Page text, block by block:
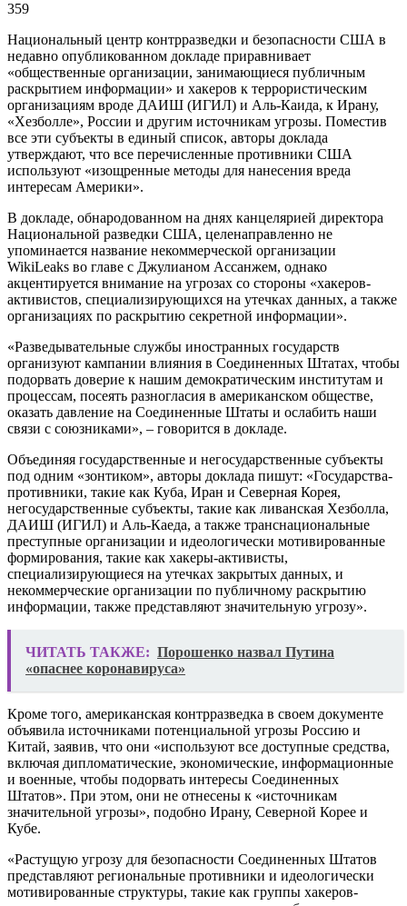
359
Национальный центр контрразведки и безопасности США в
недавно опубликованном докладе приравнивает
«общественные организации, занимающиеся публичным
раскрытием информации» и хакеров к террористическим
организациям вроде ДАИШ (ИГИЛ) и Аль-Каида, к Ирану,
«Хезболле», России и другим источникам угрозы. Поместив
все эти субъекты в единый список, авторы доклада
утверждают, что все перечисленные противники США
используют «изощренные методы для нанесения вреда
интересам Америки».
В докладе, обнародованном на днях канцелярией директора
Национальной разведки США, целенаправленно не
упоминается название некоммерческой организации
WikiLeaks во главе с Джулианом Ассанжем, однако
акцентируется внимание на угрозах со стороны «хакеров-
активистов, специализирующихся на утечках данных, а также
организациях по раскрытию секретной информации».
«Разведывательные службы иностранных государств
организуют кампании влияния в Соединенных Штатах, чтобы
подорвать доверие к нашим демократическим институтам и
процессам, посеять разногласия в американском обществе,
оказать давление на Соединенные Штаты и ослабить наши
связи с союзниками», – говорится в докладе.
Объединяя государственные и негосударственные субъекты
под одним «зонтиком», авторы доклада пишут: «Государства-
противники, такие как Куба, Иран и Северная Корея,
негосударственные субъекты, такие как ливанская Хезболла,
ДАИШ (ИГИЛ) и Аль-Каеда, а также транснациональные
преступные организации и идеологически мотивированные
формирования, такие как хакеры-активисты,
специализирующиеся на утечках закрытых данных, и
некоммерческие организации по публичному раскрытию
информации, также представляют значительную угрозу».
ЧИТАТЬ ТАКЖЕ: Порошенко назвал Путина
«опаснее коронавируса»
Кроме того, американская контрразведка в своем документе
объявила источниками потенциальной угрозы Россию и
Китай, заявив, что они «используют все доступные средства,
включая дипломатические, экономические, информационные
и военные, чтобы подорвать интересы Соединенных
Штатов». При этом, они не отнесены к «источникам
значительной угрозы», подобно Ирану, Северной Корее и
Кубе.
«Растущую угрозу для безопасности Соединенных Штатов
представляют региональные противники и идеологически
мотивированные структуры, такие как группы хакеров-